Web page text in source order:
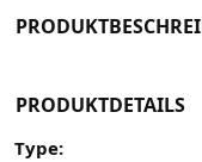
PRODUKTDETAILS
Type: